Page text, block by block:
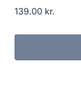
139.00 kr.